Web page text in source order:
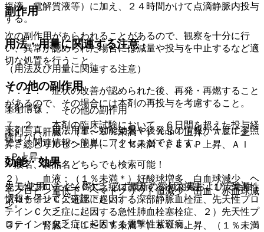
副作用
次の副作用があらわれることがあるので、観察を十分に行
い、異常が認められた場合には減量や投与を中止するなど適
切な処置を行うこと。
その他の副作用
１１．２． その他の副作用
１）． 肝臓：（１〜５％未満＊）ＡＳＴ上昇、ＡＬＴ上
昇、総ビリルビン上昇、（１％未満＊）ＬＡＰ上昇、Ａｌ
−Ｐ上昇。
２）． 血液：（１％未満＊）好酸球増多、白血球減少、ヘ
モグロビン量低下、ヘマトクリット値減少、出血、赤血球減
少。
３）． 腎臓：（１〜５％未満＊）ＢＵＮ上昇、（１％未満
塩液、電解質液等）に加え、２４時間かけて点滴静脈内投与
する。
用法・用量に関連する注意
（用法及び用量に関連する注意）
７．１． 症状の改善が認められた後、再発・再燃すること
があるので、その場合には本剤の再投与を考慮すること。
７．２． 本剤の臨床試験において、６日間を超えた投与経
験はない。
効能・効果
先天性プロテインＣ欠乏症に起因する次の疾患：１）先天性
プロテインＣ欠乏症に起因する深部静脈血栓症、先天性プロ
テインＣ欠乏症に起因する急性肺血栓塞栓症、２）先天性プ
ロテインＣ欠乏症に起因する電撃性紫斑病。
薬剤情報
薬剤写真、用法用量、効能効果や後発品の情報が一度に参照
でき、関連情報へ簡単にアクセスができます。
一般名、製品名どちらでも検索可能！
※ ご使用いただく際に、必ず最新の添付文書および安全性
情報も併せてご確認下さい。